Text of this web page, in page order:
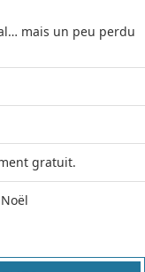
mais un peu perdu
gratuit.